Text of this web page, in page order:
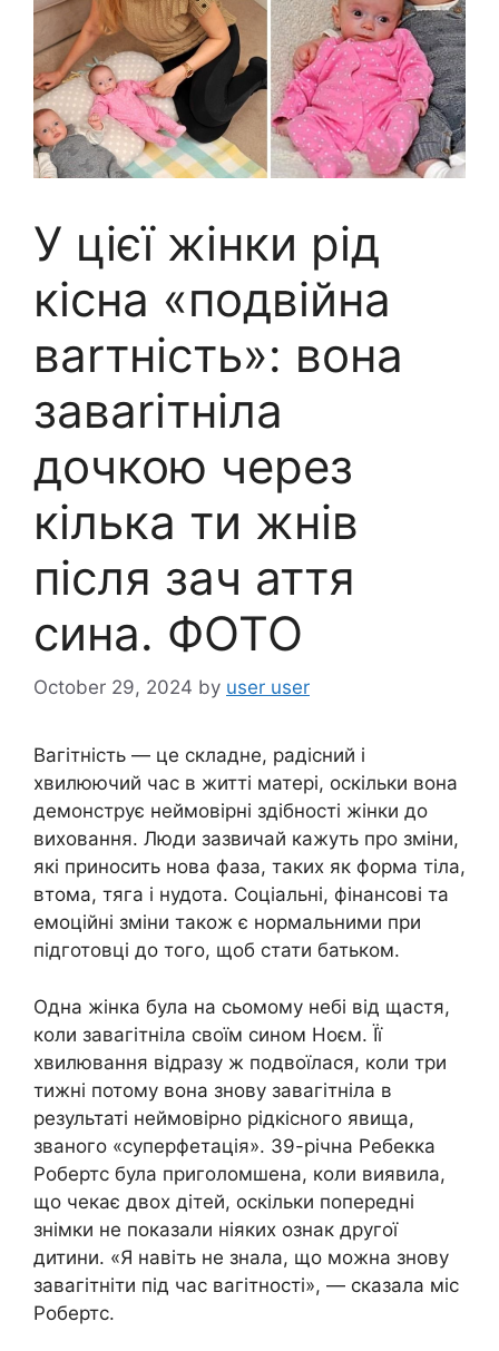
У цієї жінки рід
кісна «подвійна
ваrтність»: вона
заваrітніла
дочкою через
кілька ти жнів
після зач аття
сина. ФОТО
October 29, 2024 by user user
Вагітність — це складне, радісний і
хвилюючий час в житті матері, оскільки вона
демонструє неймовірні здібності жінки до
виховання. Люди зазвичай кажуть про зміни,
які приносить нова фаза, таких як форма тіла,
втома, тяга і нудота. Соціальні, фінансові та
емоційні зміни також є нормальними при
підготовці до того, щоб стати батьком.
Одна жінка була на сьомому небі від щастя,
коли завагітніла своїм сином Ноєм. Її
хвилювання відразу ж подвоїлася, коли три
тижні потому вона знову завагітніла в
результаті неймовірно рідкісного явища,
званого «суперфетація». 39-річна Ребекка
Робертс була приголомшена, коли виявила,
що чекає двох дітей, оскільки попередні
знімки не показали ніяких ознак другої
дитини. «Я навіть не знала, що можна знову
завагітніти під час вагітності», — сказала міс
Робертс.